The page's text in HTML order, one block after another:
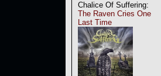
Chalice Of Suffering:
The Raven Cries One
Last Time